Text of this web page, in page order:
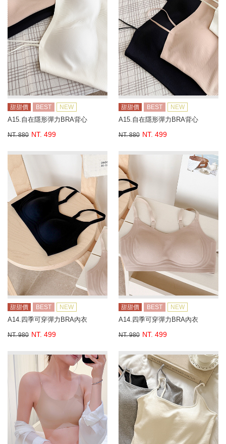
甜甜價 BEST NEW
A15.自在隱形彈力BRA背心
NT. 880 NT. 499
甜甜價 BEST NEW
A15.自在隱形彈力BRA背心
NT. 880 NT. 499
甜甜價 BEST NEW
A14.四季可穿彈力BRA內衣
NT. 980 NT. 499
甜甜價 BEST NEW
A14.四季可穿彈力BRA內衣
NT. 980 NT. 499